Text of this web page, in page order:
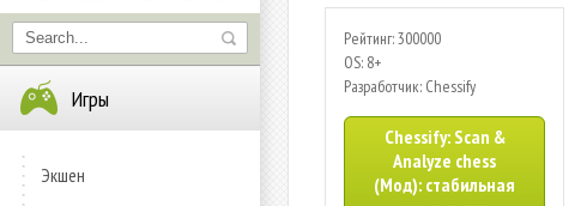
Игры
Экшен
Рейтинг: 300000
OS: 8+
Разработчик: Chessify
Chessify: Scan &
Analyze chess
(Мод): стабильная